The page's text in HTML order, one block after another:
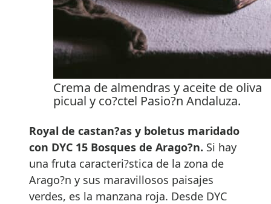
Crema de almendras y aceite de oliva
picual y co?ctel Pasio?n Andaluza.
Royal de castan?as y boletus maridado
con DYC 15 Bosques de Arago?n. Si hay
una fruta caracteri?stica de la zona de
Arago?n y sus maravillosos paisajes
verdes, es la manzana roja. Desde DYC